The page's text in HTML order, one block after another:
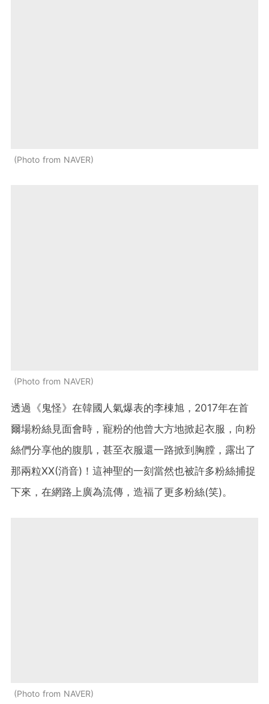
Photo from NAVER
Photo from NAVER
透過《鬼怪》在韓國人氣爆表的李棟旭，2017年在首
爾場粉絲見面會時，寵粉的他曾大方地掀起衣服，向粉
絲們分享他的腹肌，甚至衣服還一路掀到胸膛，露出了
那兩粒XX(消音)！這神聖的一刻當然也被許多粉絲捕捉
下來，在網路上廣為流傳，造福了更多粉絲(笑)。
Photo from NAVER